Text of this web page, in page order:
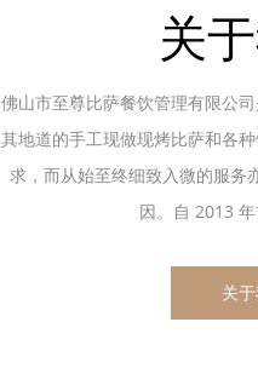
关
佛山市至尊比萨餐饮管理有限公
其地道的手工现做现烤比萨和各
求，而从始至终细致入微的服务
因。自 2013
关